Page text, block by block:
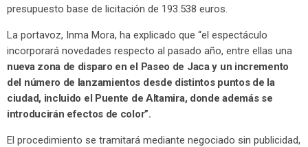
presupuesto base de licitación de 193.538 euros.
La portavoz, Inma Mora, ha explicado que “el espectáculo
incorporará novedades respecto al pasado año, entre ellas una
nueva zona de disparo en el Paseo de Jaca y un incremento
del número de lanzamientos desde distintos puntos de la
ciudad, incluido el Puente de Altamira, donde además se
introducirán efectos de color”.
El procedimiento se tramitará mediante negociado sin publicidad,